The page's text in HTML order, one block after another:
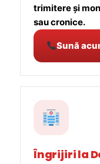
trimitere și
sau cronice.
Sună
Îngrijiri la